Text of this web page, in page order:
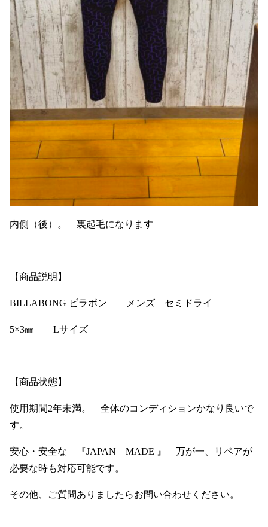
内側（後）。 裏起毛になります
【商品説明】
BILLABONG ビラボン メンズ セミドライ
5×3㎜ Lサイズ
【商品状態】
使用期間2年未満。 全体のコンディションかなり良いで
す。
安心・安全な 『JAPAN MADE 』 万が一、リペアが
必要な時も対応可能です。
その他、ご質問ありましたらお問い合わせください。